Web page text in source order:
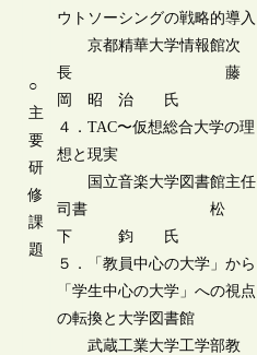
○
主
要
研
修
課
題
ウトソーシングの戦略的導入
京都精華大学情報館次
長 藤
岡 昭 治 氏
４．TAC〜仮想総合大学の理
想と現実
国立音楽大学図書館主任
司書 松
下 鈞 氏
５．「教員中心の大学」から
「学生中心の大学」への視点
の転換と大学図書館
武蔵工業大学工学部教